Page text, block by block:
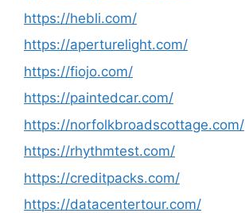
https://hebli.com/
https://aperturelight.com/
https://fiojo.com/
https://paintedcar.com/
https://norfolkbroadscottage.com/
https://rhythmtest.com/
https://creditpacks.com/
https://datacentertour.com/